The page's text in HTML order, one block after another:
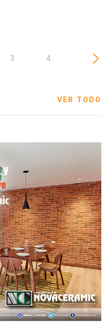
3 4
VER TODO